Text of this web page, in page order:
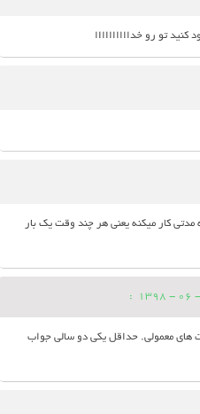
کنید تو رو خداااااااااا
کار میکنه یعنی هر چند وقت یک بار
:
های معمولی. حداقل یکی دو سالی جواب